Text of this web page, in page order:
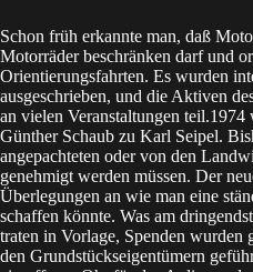
Schon früh erkannte man, daß
Motorräder beschränken darf und
Orientierungsfahrten. Es wurden
ausgeschrieben, und die Aktiven
an vielen Veranstaltungen
Günther Schaub zu Karl Seipel.
angepachteten oder von den
genehmigt werden müssen. Der
Überlegungen an wie man eine
schaffen könnte. Was am
traten in Vorlage, Spenden wurden
den Grundstückseigentümern